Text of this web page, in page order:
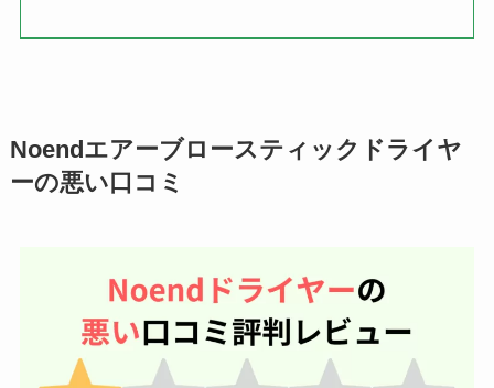
Noendエアーブロースティックドライヤ
ーの悪い口コミ